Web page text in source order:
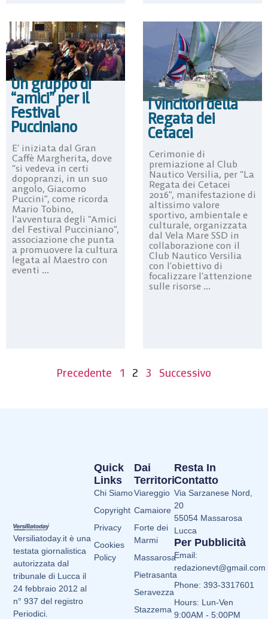
Un gruppo di
“amici” per il
Festival
Pucciniano
E’ iniziata dal Gran
Caffè Margherita, dove
“si vedeva in certi
dopopranzi, in un suo
angolo, Giacomo
Puccini”, come ricorda
Mario Tobino,
l’avventura degli “Amici
del Festival Pucciniano”,
associazione che punta
a promuovere la cultura
legata al Maestro con
eventi ...
I vincitori della
Regata dei
Cetacei
Cerimonie di
premiazione al Club
Nautico Versilia, per “La
Regata dei Cetacei
2016”, manifestazione di
altissimo valore
sportivo, ambientale e
culturale, organizzata
dal Vela Mare SSD in
collaborazione con il
Club Nautico Versilia
con l’obiettivo di
focalizzare l’attenzione
sulle risorse ...
Precedente 1 2 3 Successivo
Versiliatoday.it è una
testata giornalistica
autorizzata dal
tribunale di Lucca il
24 febbraio 2012 al
n° 937 del registro
Periodici.
Dai
Territori
Viareggio
Camaiore
Forte dei
Marmi
Massarosa
Pietrasanta
Seravezza
Stazzema
Quick
Links
Chi Siamo
Copyright
Privacy
Cookies
Policy
Resta In
Contatto
Via Sarzanese Nord,
20
55054 Massarosa
Lucca
Per Pubblicità
Email:
redazionevt@gmail.com
Phone: 393-3317601
Hours: Lun-Ven
9:00AM - 5:00PM